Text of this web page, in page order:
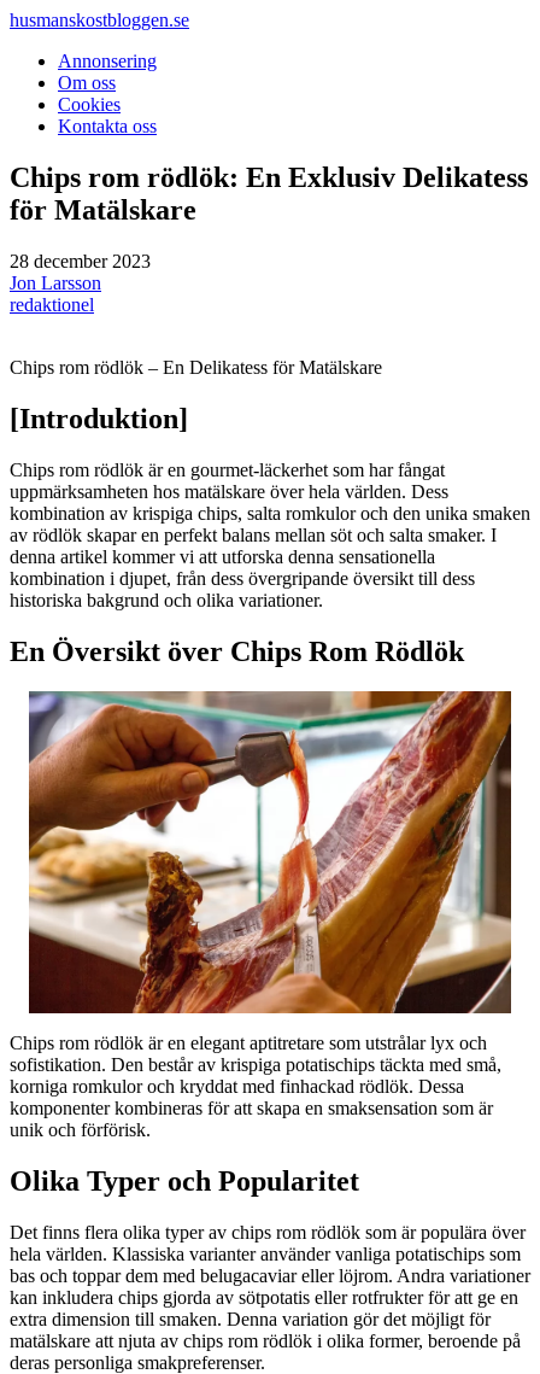
husmanskostbloggen.se
Annonsering
Om oss
Cookies
Kontakta oss
Chips rom rödlök: En Exklusiv Delikatess
för Matälskare
28 december 2023
Jon Larsson
redaktionel
Chips rom rödlök – En Delikatess för Matälskare
[Introduktion]
Chips rom rödlök är en gourmet-läckerhet som har fångat
uppmärksamheten hos matälskare över hela världen. Dess
kombination av krispiga chips, salta romkulor och den unika smaken
av rödlök skapar en perfekt balans mellan söt och salta smaker. I
denna artikel kommer vi att utforska denna sensationella
kombination i djupet, från dess övergripande översikt till dess
historiska bakgrund och olika variationer.
En Översikt över Chips Rom Rödlök
Chips rom rödlök är en elegant aptitretare som utstrålar lyx och
sofistikation. Den består av krispiga potatischips täckta med små,
korniga romkulor och kryddat med finhackad rödlök. Dessa
komponenter kombineras för att skapa en smaksensation som är
unik och förförisk.
Olika Typer och Popularitet
Det finns flera olika typer av chips rom rödlök som är populära över
hela världen. Klassiska varianter använder vanliga potatischips som
bas och toppar dem med belugacaviar eller löjrom. Andra variationer
kan inkludera chips gjorda av sötpotatis eller rotfrukter för att ge en
extra dimension till smaken. Denna variation gör det möjligt för
matälskare att njuta av chips rom rödlök i olika former, beroende på
deras personliga smakpreferenser.